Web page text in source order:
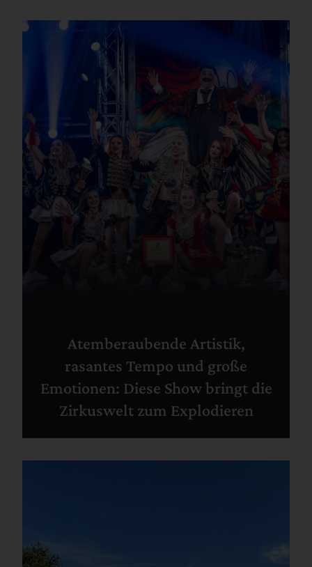
Atemberaubende Artistik,
rasantes Tempo und große
Emotionen: Diese Show bringt die
Zirkuswelt zum Explodieren